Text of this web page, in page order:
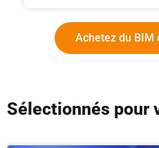
Achetez du BIM
Sélectionnés pour